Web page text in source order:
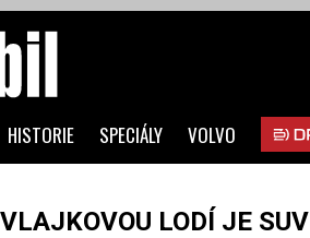
LODÍ JE SUV
HISTORIE SPECIÁLY VOLVO